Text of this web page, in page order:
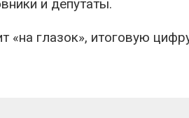
и депутаты.
«на глазок», итоговую
из-за засух,
Авг 6, 2026